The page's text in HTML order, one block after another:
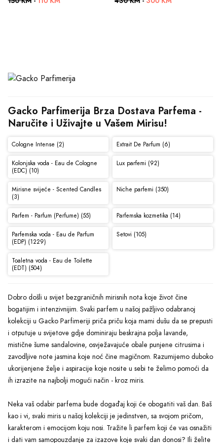
Gacko Parfimerija Brza Dostava Parfema -
Naručite i Uživajte u Vašem Mirisu!
Cologne Intense (2) Extrait De Parfum (6)
Kolonjska voda - Eau de Cologne
(EDC) (10)
Lux parfemi (92)
Mirisne svijeće - Scented Candles
(3)
Niche parfemi (350)
Parfem - Parfum (Perfume) (55) Parfemska kozmetika (14)
Parfemska voda - Eau de Parfum
(EDP) (1229)
Setovi (105)
Toaletna voda - Eau de Toilette
(EDT) (504)
Dobro došli u svijet bezgraničnih mirisnih nota koje život čine
bogatijim i intenzivnijim. Svaki parfem u našoj pažljivo odabranoj
kolekciji u Gacko Parfimeriji priča priču koja mami dušu da se prepusti
i otputuje u svijetove gdje dominiraju beskrajna polja lavande,
mistične šume sandalovine, osvježavajuće obale punjene citrusima i
zavodljive note jasmina koje noć čine magičnom. Razumijemo duboko
ukorijenjene želje i aspiracije koje nosite u sebi te želimo pomoći da
ih izrazite na najbolji mogući način - kroz miris.
Neka vaš odabir parfema bude događaj koji će obogatiti vaš dan. Baš
kao i vi, svaki miris u našoj kolekciji je jedinstven, sa svojom pričom,
karakterom i emocijom koju nosi. Tražite li parfem koji će vas osnažiti
i dati vam samopouzdanje za izazove koje svaki dan donosi? Ili želite